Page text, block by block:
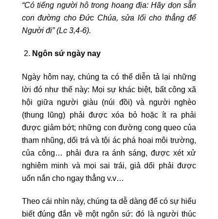
“Có tiếng người hô trong hoang địa: Hãy dọn sẵn
con đường cho Đức Chúa, sửa lối cho thẳng để
Người đi” (Lc 3,4-6).
Ngôn sứ ngày nay
Ngày hôm nay, chúng ta có thể diễn tả lại những
lời đó như thế này: Mọi sự khác biệt, bất công xã
hội giữa người giàu (núi đồi) và người nghèo
(thung lũng) phải được xóa bỏ hoặc ít ra phải
được giảm bớt; những con đường cong queo của
tham nhũng, dối trá và tội ác phá hoại môi trường,
của công… phải đưa ra ánh sáng, được xét xử
nghiêm minh và mọi sai trái, giả dối phải được
uốn nắn cho ngay thẳng v.v…
Theo cái nhìn này, chúng ta dễ dàng để có sự hiểu
biết đúng đắn về một ngôn sứ: đó là người thúc